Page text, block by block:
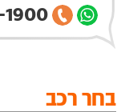
074-799-1900
בחר רכב